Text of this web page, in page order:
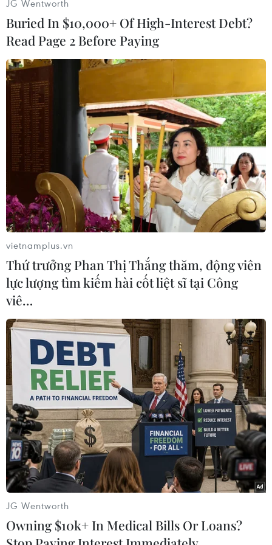
việc nội bộ của Nga./.
(TTXVN/Vietnam+)
#Moskva #triệu đại sứ
#can thiệp nội bộ
#nhân vật đối lập
#Bộ ngoại giao Nga
Anh
Theo dõi VietnamPlus
TIN LIÊN QUAN
JG Wentworth
Buried In $10,000+ Of High-Interest Debt?
Read Page 2 Before Paying
vietnamplus.vn
Thứ trưởng Phan Thị Thắng thăm, động viên
lực lượng tìm kiếm hài cốt liệt sĩ tại Công
viê…
JG Wentworth
Owning $10k+ In Medical Bills Or Loans?